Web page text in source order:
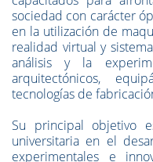
sociedad con carácter
en la utilización de
realidad virtual y
análisis y la
arquitectónicos,
tecnologías de
Su principal objetivo
universitaria en el
experimentales e